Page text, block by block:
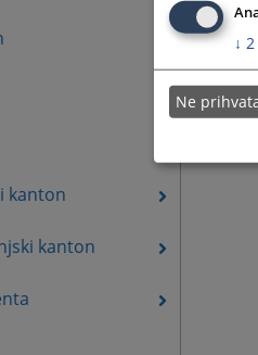
kanton
kanton
↓ 2
Ne